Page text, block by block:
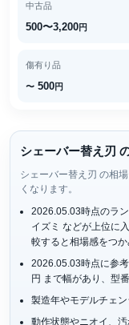
中古品
500〜3,200円
傷有り品
〜 500円
シェーバー替え刃
シェーバー替え刃 の相
くなります。
2026.05.03時点のラ
イズミ などが上位に
較すると相場感をつか
2026.05.03時点に参
円 まで幅があり、型
製造年やモデルチェ
動作状態やニオイ、